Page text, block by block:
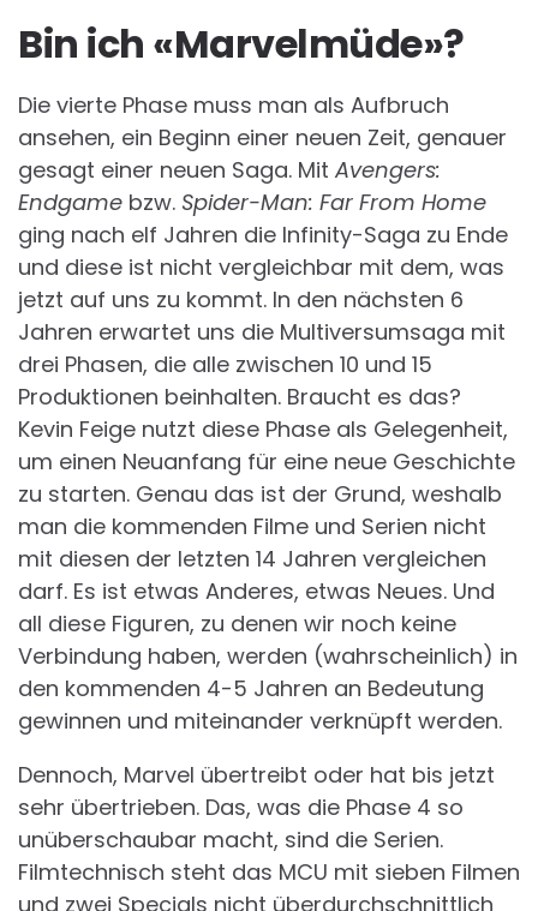
Bin ich «Marvelmüde»?
Die vierte Phase muss man als Aufbruch
ansehen, ein Beginn einer neuen Zeit, genauer
gesagt einer neuen Saga. Mit Avengers:
Endgame bzw. Spider-Man: Far From Home
ging nach elf Jahren die Infinity-Saga zu Ende
und diese ist nicht vergleichbar mit dem, was
jetzt auf uns zu kommt. In den nächsten 6
Jahren erwartet uns die Multiversumsaga mit
drei Phasen, die alle zwischen 10 und 15
Produktionen beinhalten. Braucht es das?
Kevin Feige nutzt diese Phase als Gelegenheit,
um einen Neuanfang für eine neue Geschichte
zu starten. Genau das ist der Grund, weshalb
man die kommenden Filme und Serien nicht
mit diesen der letzten 14 Jahren vergleichen
darf. Es ist etwas Anderes, etwas Neues. Und
all diese Figuren, zu denen wir noch keine
Verbindung haben, werden (wahrscheinlich) in
den kommenden 4-5 Jahren an Bedeutung
gewinnen und miteinander verknüpft werden.
Dennoch, Marvel übertreibt oder hat bis jetzt
sehr übertrieben. Das, was die Phase 4 so
unüberschaubar macht, sind die Serien.
Filmtechnisch steht das MCU mit sieben Filmen
und zwei Specials nicht überdurchschnittlich